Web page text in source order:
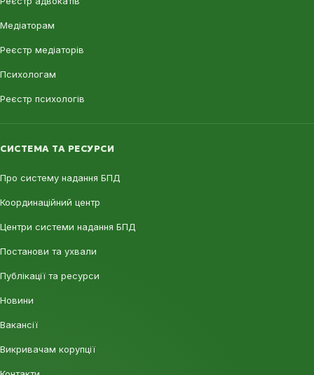
Медіаторам
Реєстр медіаторів
Психологам
Реєстр психологів
СИСТЕМА ТА РЕСУРСИ
Про систему надання БПД
Координаційний центр
Центри системи надання БПД
Постанови та ухвали
Публікації та ресурси
Новини
Вакансії
Викривачам корупції